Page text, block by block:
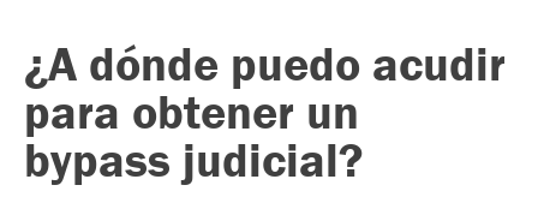
¿A dónde puedo acudir
para obtener un
bypass judicial?